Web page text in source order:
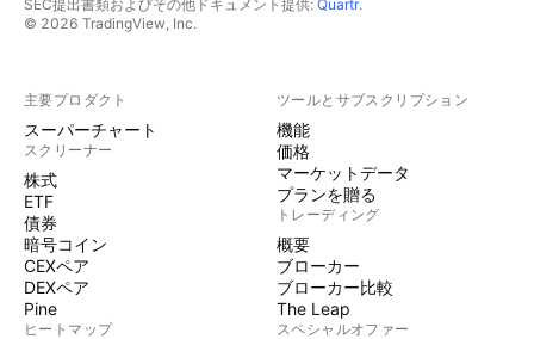
SEC提出書類およびその他ドキュメント提供: Quartr.
© 2026 TradingView, Inc.
主要プロダクト
スーパーチャート
スクリーナー
株式
ETF
債券
暗号コイン
CEXペア
DEXペア
Pine
ヒートマップ
ツールとサブスクリプション
機能
価格
マーケットデータ
プランを贈る
トレーディング
概要
ブローカー
ブローカー比較
The Leap
スペシャルオファー